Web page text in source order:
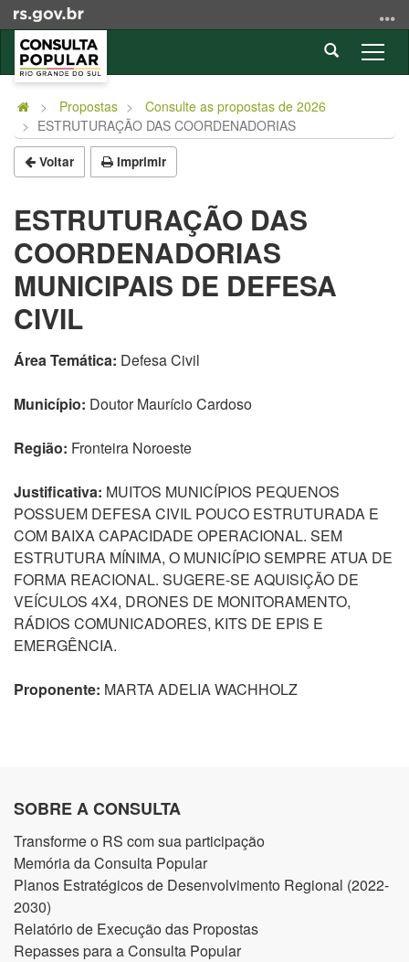
para
conteúdo
para
menu
para
busca
a
Abrir
a
Início
conteúdo
Propostas
Consulte as propostas de 2026
ESTRUTURAÇÃO DAS COORDENADORIAS
Voltar Imprimir
ESTRUTURAÇÃO DAS
COORDENADORIAS
MUNICIPAIS DE DEFESA
CIVIL
Área Temática: Defesa Civil
Município: Doutor Maurício Cardoso
Região: Fronteira Noroeste
Justificativa: MUITOS MUNICÍPIOS PEQUENOS
POSSUEM DEFESA CIVIL POUCO ESTRUTURADA E
COM BAIXA CAPACIDADE OPERACIONAL. SEM
ESTRUTURA MÍNIMA, O MUNICÍPIO SEMPRE ATUA DE
FORMA REACIONAL. SUGERE-SE AQUISIÇÃO DE
VEÍCULOS 4X4, DRONES DE MONITORAMENTO,
RÁDIOS COMUNICADORES, KITS DE EPIS E
EMERGÊNCIA.
Proponente: MARTA ADELIA WACHHOLZ
SOBRE A CONSULTA
Transforme o RS com sua participação
Memória da Consulta Popular
Planos Estratégicos de Desenvolvimento Regional (2022-
2030)
Relatório de Execução das Propostas
Repasses para a Consulta Popular